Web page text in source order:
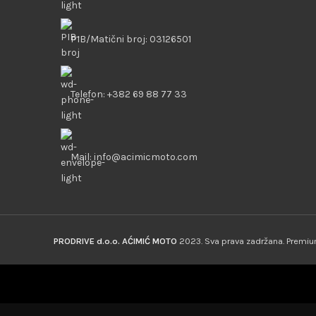
PIB/Matični broj: 03126501
Telefon: +382 69 88 77 33
Mail: info@acimicmoto.com
PRODRIVE d.o.o. AĆIMIĆ MOTO 2023. Sva prava zadržana.